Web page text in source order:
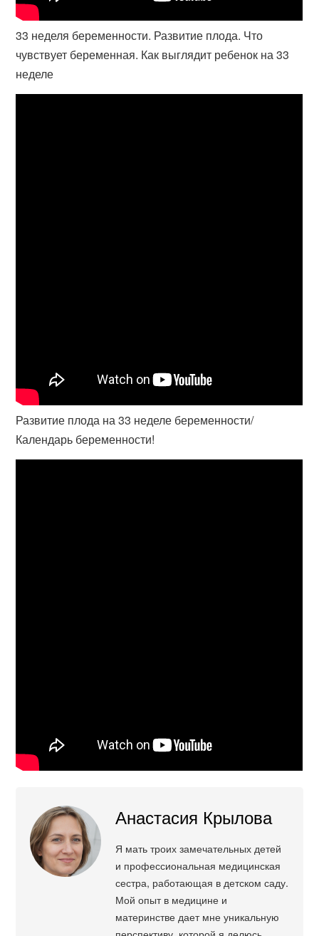
33 неделя беременности. Развитие плода. Что
чувствует беременная. Как выглядит ребенок на 33
неделе
Развитие плода на 33 неделе беременности/
Календарь беременности!
Анастасия Крылова
Я мать троих замечательных детей
и профессиональная медицинская
сестра, работающая в детском саду.
Мой опыт в медицине и
материнстве дает мне уникальную